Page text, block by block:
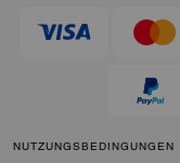
NUTZUNGSBEDINGUNGEN